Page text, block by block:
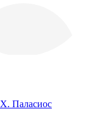
Х. Паласиос